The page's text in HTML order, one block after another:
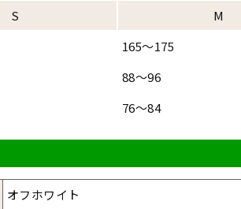
S
M
165～175
88～96
76～84
オフホワイト